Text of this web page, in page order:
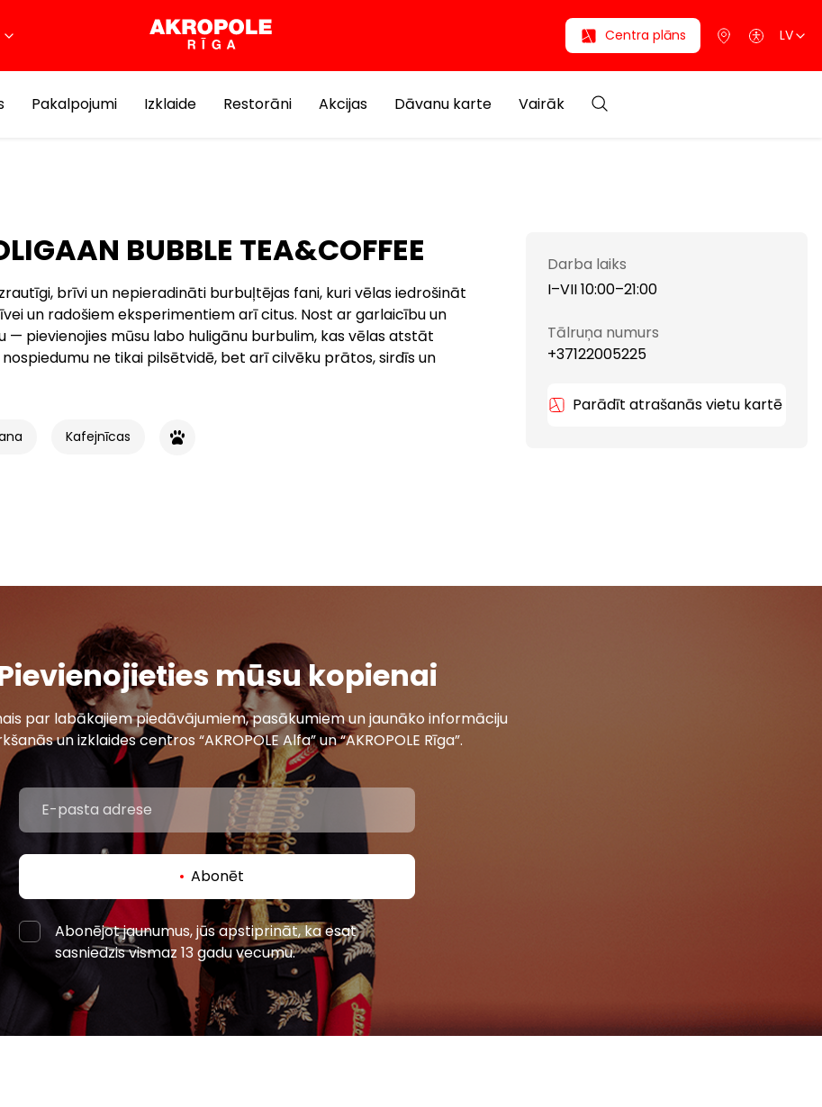
Centra plāns LV
Pakalpojumi Izklaide Restorāni Akcijas Dāvanu karte Vairāk
BUBBLE TEA&COFFEE
brīvi un nepieradināti burbuļtējas fani, kuri vēlas iedrošināt
un radošiem eksperimentiem arī citus. Nost ar garlaicību un
— pievienojies mūsu labo huligānu burbulim, kas vēlas atstāt
ne tikai pilsētvidē, bet arī cilvēku prātos, sirdīs un
Kafejnīcas
Darba laiks
I–VII 10:00–21:00
Tālruņa numurs
+37122005225
Parādīt atrašanās vietu kartē
mūsu kopienai
par labākajiem piedāvājumiem, pasākumiem un jaunāko informāciju
un izklaides centros “AKROPOLE Alfa” un “AKROPOLE Rīga”.
Abonēt
Abonējot jaunumus, jūs apstiprināt, ka esat
sasniedzis vismaz 13 gadu vecumu.